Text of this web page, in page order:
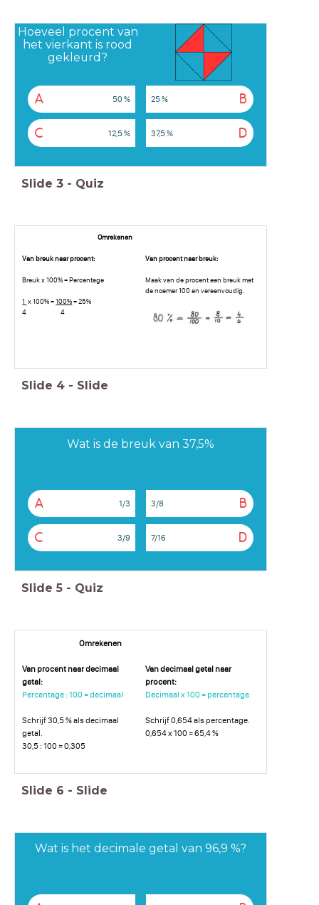
Hoeveel procent van
het vierkant is rood
gekleurd?
A 50 % B
25 %
C 12,5 % D
37,5 %
Slide 3 - Quiz
Omrekenen
Van breuk naar procent:
Breuk x 100% = Percentage
1 x 100% =100%= 25%
4 4
Van procent naar breuk:
Maak van de procent een breuk met
de noemer 100 en vereenvoudig.
Slide 4 - Slide
Wat is de breuk van 37,5%
A 1/3 B
3/8
C 3/9 D
7/16
Slide 5 - Quiz
Omrekenen
Van procent naar decimaal
getal:
Percentage : 100 = decimaal
Schrijf 30,5 % als decimaal
getal.
30,5 : 100 = 0,305
Van decimaal getal naar
procent:
Decimaal x 100 = percentage
Schrijf 0,654 als percentage.
0,654 x 100 = 65,4 %
Slide 6 - Slide
Wat is het decimale getal van 96,9 %?